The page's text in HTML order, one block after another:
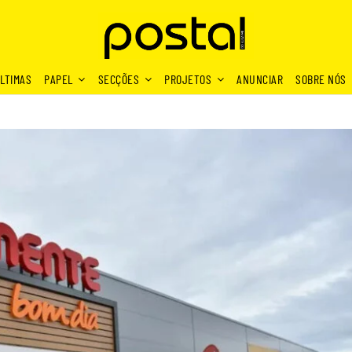
PAPEL SECÇÕES PROJETOS ANUNCIAR SOBRE NÓS